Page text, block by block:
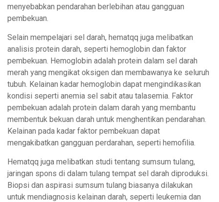
menyebabkan pendarahan berlebihan atau gangguan
pembekuan.
Selain mempelajari sel darah, hematqq juga melibatkan
analisis protein darah, seperti hemoglobin dan faktor
pembekuan. Hemoglobin adalah protein dalam sel darah
merah yang mengikat oksigen dan membawanya ke seluruh
tubuh. Kelainan kadar hemoglobin dapat mengindikasikan
kondisi seperti anemia sel sabit atau talasemia. Faktor
pembekuan adalah protein dalam darah yang membantu
membentuk bekuan darah untuk menghentikan pendarahan.
Kelainan pada kadar faktor pembekuan dapat
mengakibatkan gangguan perdarahan, seperti hemofilia.
Hematqq juga melibatkan studi tentang sumsum tulang,
jaringan spons di dalam tulang tempat sel darah diproduksi.
Biopsi dan aspirasi sumsum tulang biasanya dilakukan
untuk mendiagnosis kelainan darah, seperti leukemia dan